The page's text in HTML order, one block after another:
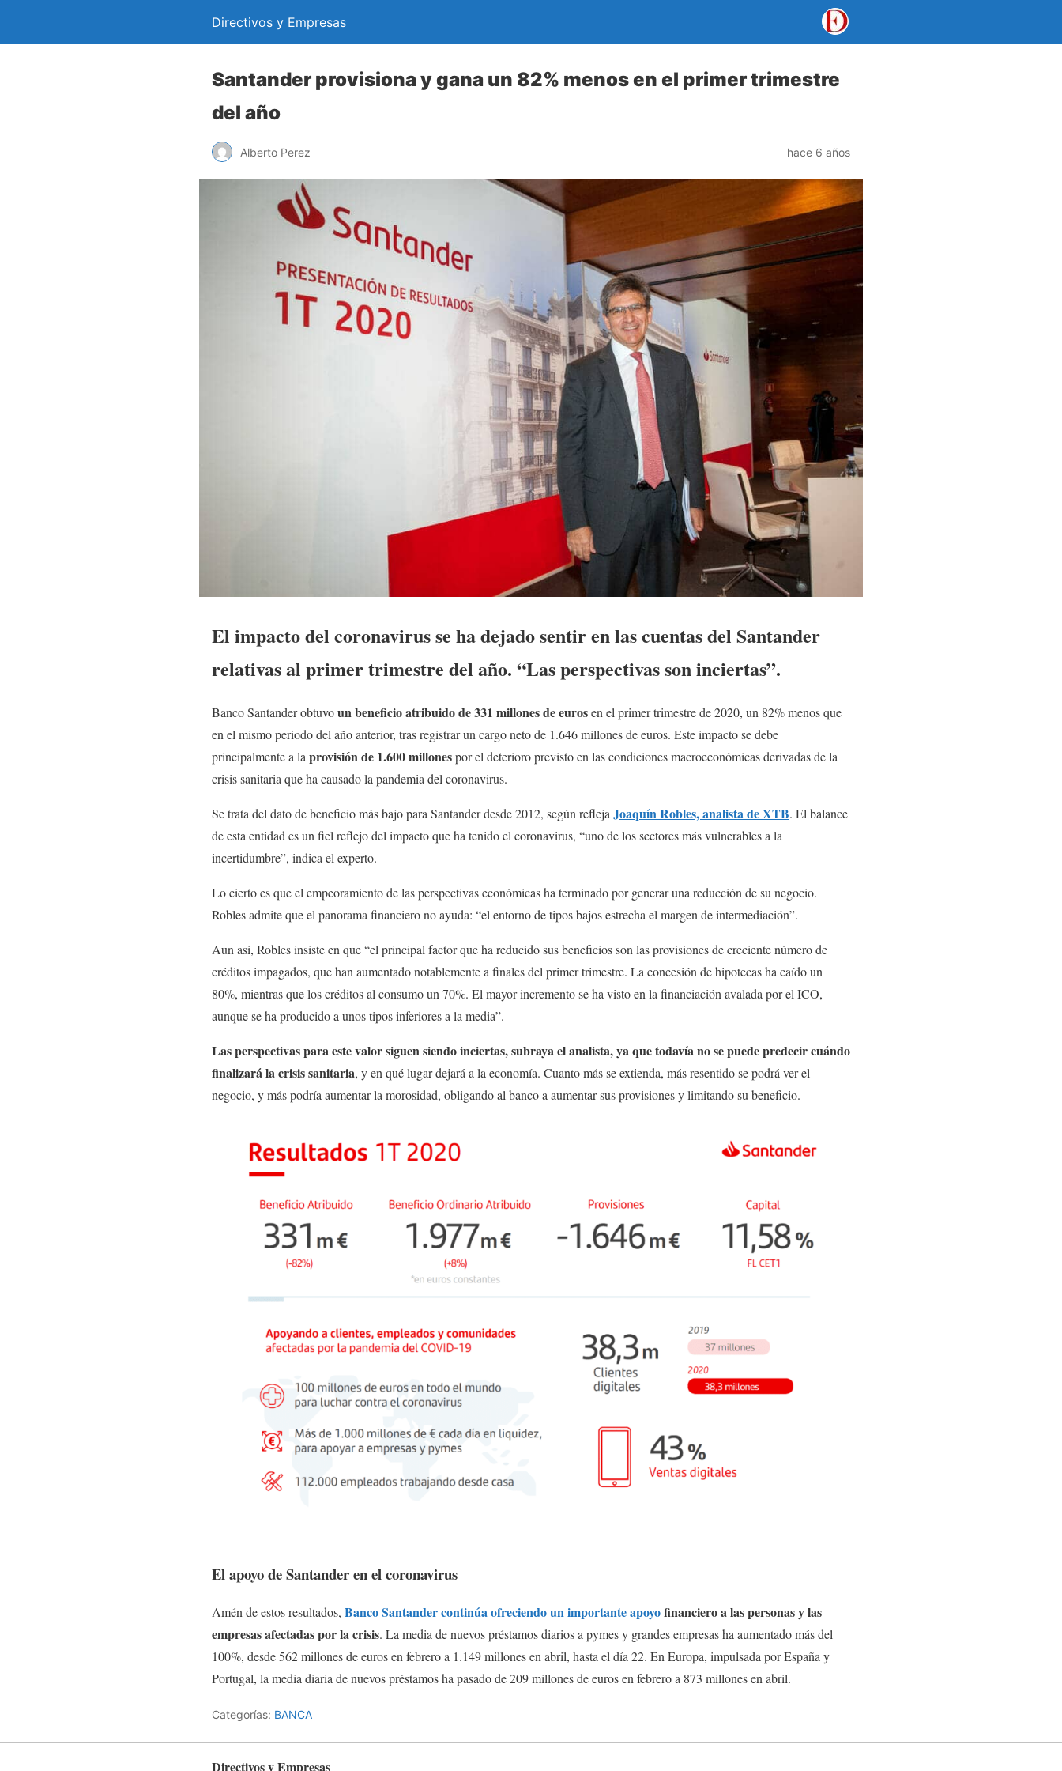
Directivos y Empresas
Santander provisiona y gana un 82% menos en el primer trimestre
del año
Alberto Perez hace 6 años
El impacto del coronavirus se ha dejado sentir en las cuentas del Santander
relativas al primer trimestre del año. “Las perspectivas son inciertas”.
Banco Santander obtuvoun beneficio atribuido de 331 millones de eurosen el primer trimestre de 2020, un 82% menos que
en el mismo periodo del año anterior, tras registrar un cargo neto de 1.646 millones de euros. Este impacto se debe
principalmente a la provisión de 1.600 millonespor el deterioro previsto en las condiciones macroeconómicas derivadas de la
crisis sanitaria que ha causado la pandemia del coronavirus.
Se trata del dato de beneficio más bajo para Santander desde 2012, según refleja Joaquín Robles, analista de XTB. El balance
de esta entidad es un fiel reflejo del impacto que ha tenido el coronavirus, “uno de los sectores más vulnerables a la
incertidumbre”, indica el experto.
Lo cierto es que el empeoramiento de las perspectivas económicas ha terminado por generar una reducción de su negocio.
Robles admite que el panorama financiero no ayuda: “el entorno de tipos bajos estrecha el margen de intermediación”.
Aun así, Robles insiste en que “el principal factor que ha reducido sus beneficios son las provisiones de creciente número de
créditos impagados, que han aumentado notablemente a finales del primer trimestre. La concesión de hipotecas ha caído un
80%, mientras que los créditos al consumo un 70%. El mayor incremento se ha visto en la financiación avalada por el ICO,
aunque se ha producido a unos tipos inferiores a la media”.
Las perspectivas para este valor siguen siendo inciertas, subraya el analista, ya que todavía no se puede predecir cuándo
finalizará la crisis sanitaria, y en qué lugar dejará a la economía. Cuanto más se extienda, más resentido se podrá ver el
negocio, y más podría aumentar la morosidad, obligando al banco a aumentar sus provisiones y limitando su beneficio.
El apoyo de Santander en el coronavirus
Amén de estos resultados, Banco Santander continúa ofreciendo un importante apoyofinanciero a las personas y las
empresas afectadas por la crisis. La media de nuevos préstamos diarios a pymes y grandes empresas ha aumentado más del
100%, desde 562 millones de euros en febrero a 1.149 millones en abril, hasta el día 22. En Europa, impulsada por España y
Portugal, la media diaria de nuevos préstamos ha pasado de 209 millones de euros en febrero a 873 millones en abril.
Categorías: BANCA
Directivos y Empresas